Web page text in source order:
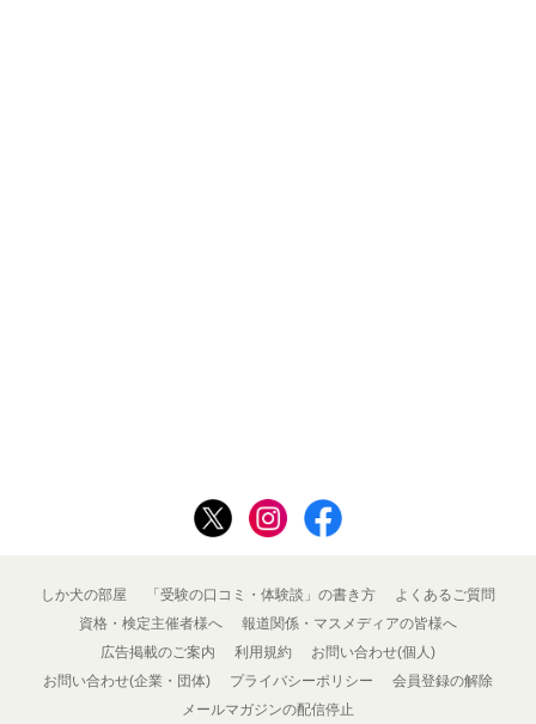
しか犬の部屋 「受験の口コミ・体験談」の書き方
よくあるご質問
資格・検定主催者様へ
報道関係・マスメディアの皆様へ
広告掲載のご案内
利用規約
お問い合わせ(個人)
お問い合わせ(企業・団体)
プライバシーポリシー
会員登録の解除
メールマガジンの配信停止